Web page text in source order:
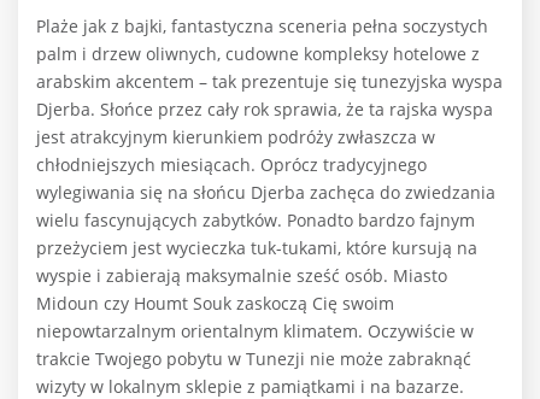
Plaże jak z bajki, fantastyczna sceneria pełna soczystych
palm i drzew oliwnych, cudowne kompleksy hotelowe z
arabskim akcentem – tak prezentuje się tunezyjska wyspa
Djerba. Słońce przez cały rok sprawia, że ta rajska wyspa
jest atrakcyjnym kierunkiem podróży zwłaszcza w
chłodniejszych miesiącach. Oprócz tradycyjnego
wylegiwania się na słońcu Djerba zachęca do zwiedzania
wielu fascynujących zabytków. Ponadto bardzo fajnym
przeżyciem jest wycieczka tuk-tukami, które kursują na
wyspie i zabierają maksymalnie sześć osób. Miasto
Midoun czy Houmt Souk zaskoczą Cię swoim
niepowtarzalnym orientalnym klimatem. Oczywiście w
trakcie Twojego pobytu w Tunezji nie może zabraknąć
wizyty w lokalnym sklepie z pamiątkami i na bazarze.